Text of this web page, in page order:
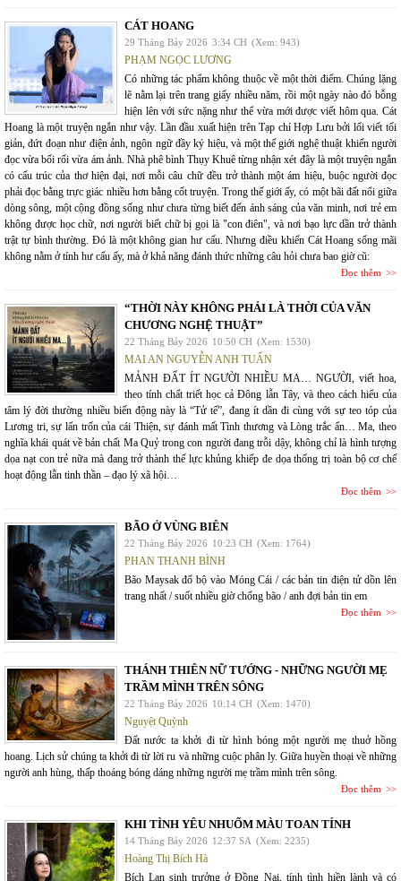
CÁT HOANG
29 Tháng Bảy 2026 3:34 CH (Xem: 943)
PHẠM NGỌC LƯƠNG
Có những tác phẩm không thuộc về một thời điểm. Chúng lặng
lẽ nằm lại trên trang giấy nhiều năm, rồi một ngày nào đó bỗng
hiện lên với sức nặng như thể vừa mới được viết hôm qua. Cát
Hoang là một truyện ngắn như vậy. Lần đầu xuất hiện trên Tạp chí Hợp Lưu bởi lối viết tối
giản, đứt đoạn như điện ảnh, ngôn ngữ đầy ký hiệu, và một thế giới nghệ thuật khiến người
đọc vừa bối rối vừa ám ảnh. Nhà phê bình Thụy Khuê từng nhận xét đây là một truyện ngắn
có cấu trúc của thơ hiện đại, nơi mỗi câu chữ đều trở thành một ám hiệu, buộc người đọc
phải đọc bằng trực giác nhiều hơn bằng cốt truyện. Trong thế giới ấy, có một bãi đất nổi giữa
dòng sông, một cộng đồng sống như chưa từng biết đến ánh sáng của văn minh, nơi trẻ em
không được học chữ, nơi người biết chữ bị gọi là "con điên", và nơi bạo lực dần trở thành
trật tự bình thường. Đó là một không gian hư cấu. Nhưng điều khiến Cát Hoang sống mãi
không nằm ở tính hư cấu ấy, mà ở khả năng đánh thức những câu hỏi chưa bao giờ cũ:
Đọc thêm
“THỜI NÀY KHÔNG PHẢI LÀ THỜI CỦA VĂN
CHƯƠNG NGHỆ THUẬT”
22 Tháng Bảy 2026 10:50 CH (Xem: 1530)
MAI AN NGUYỄN ANH TUẤN
MẢNH ĐẤT ÍT NGƯỜI NHIỀU MA… NGƯỜI, viết hoa,
theo tính chất triết học cả Đông lẫn Tây, và theo cách hiểu của
tâm lý đời thường nhiều biến động này là “Tử tế”, đang ít dần đi cùng với sự teo tóp của
Lương tri, sự lẩn trốn của cái Thiện, sự đánh mất Tình thương và Lòng trắc ẩn… Ma, theo
nghĩa khái quát về bản chất Ma Quỷ trong con người đang trỗi dậy, không chỉ là hình tượng
dọa nạt con trẻ nữa mà đang trở thành thế lực khủng khiếp đe dọa thống trị toàn bộ cơ chế
hoạt động lẫn tinh thần – đạo lý xã hội…
Đọc thêm
BÃO Ở VÙNG BIÊN
22 Tháng Bảy 2026 10:23 CH (Xem: 1764)
PHAN THANH BÌNH
Bão Maysak đổ bộ vào Móng Cái / các bản tin điện tử dồn lên
trang nhất / suốt nhiều giờ chống bão / anh đợi bản tin em
Đọc thêm
THÁNH THIÊN NỮ TƯỚNG - NHỮNG NGƯỜI MẸ
TRẦM MÌNH TRÊN SÔNG
22 Tháng Bảy 2026 10:14 CH (Xem: 1470)
Nguyệt Quỳnh
Đất nước ta khởi đi từ hình bóng một người mẹ thuở hồng
hoang. Lịch sử chúng ta khởi đi từ lời ru và những cuộc phân ly. Giữa huyền thoại về những
người anh hùng, thấp thoáng bóng dáng những người mẹ trầm mình trên sông.
Đọc thêm
KHI TÌNH YÊU NHUỐM MÀU TOAN TÍNH
14 Tháng Bảy 2026 12:37 SA (Xem: 2235)
Hoàng Thị Bích Hà
Bích Lan sinh trưởng ở Đồng Nai, tính tình hiền lành và có